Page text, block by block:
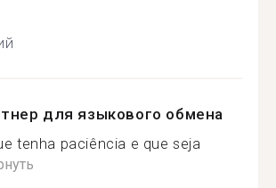
для языкового обмена
tenha paciência e que seja